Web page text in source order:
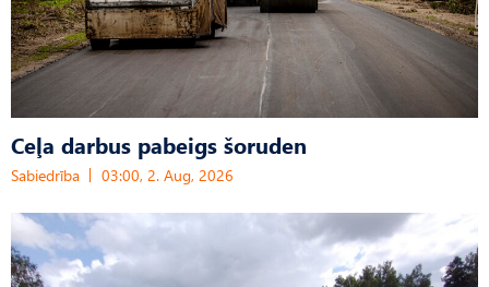
Ceļa darbus pabeigs šoruden
Sabiedrība 03:00, 2. Aug, 2026